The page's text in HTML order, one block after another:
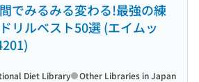
でみるみる変わる!最強の練
リルベスト50選 (エイムッ
Diet Library Other Libraries in Japan